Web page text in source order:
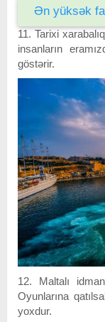
Ən yüksək
11. Tarixi
insanların
göstərir.
12. Maltalı
Oyunlarına
yoxdur.